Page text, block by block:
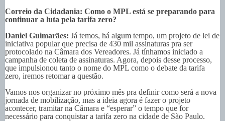
Correio da Cidadania: Como o MPL está se preparando para
continuar a luta pela tarifa zero?
Daniel Guimarães: Já temos, há algum tempo, um projeto de lei de
iniciativa popular que precisa de 430 mil assinaturas pra ser
protocolado na Câmara dos Vereadores. Já tínhamos iniciado a
campanha de coleta de assinaturas. Agora, depois desse processo,
que impulsionou tanto o nome do MPL como o debate da tarifa
zero, iremos retomar a questão.
Vamos nos organizar no próximo mês pra definir como será a nova
jornada de mobilização, mas a ideia agora é fazer o projeto
acontecer, tramitar na Câmara e “esperar” o tempo que for
necessário para conquistar a tarifa zero na cidade de São Paulo.